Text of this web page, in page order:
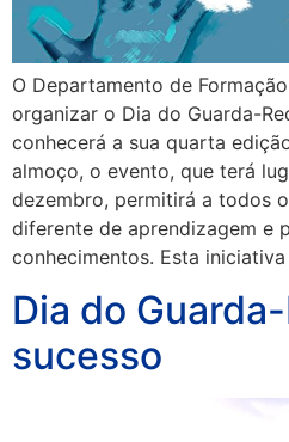
O Departamento de
organizar o Dia do Guarda-
conhecerá a sua quarta
almoço, o evento, que terá
dezembro, permitirá a todos
diferente de aprendizagem e
conhecimentos. Esta
Dia do
sucesso